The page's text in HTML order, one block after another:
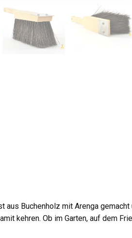
aus Buchenholz mit Arenga
kehren. Ob im Garten, auf dem